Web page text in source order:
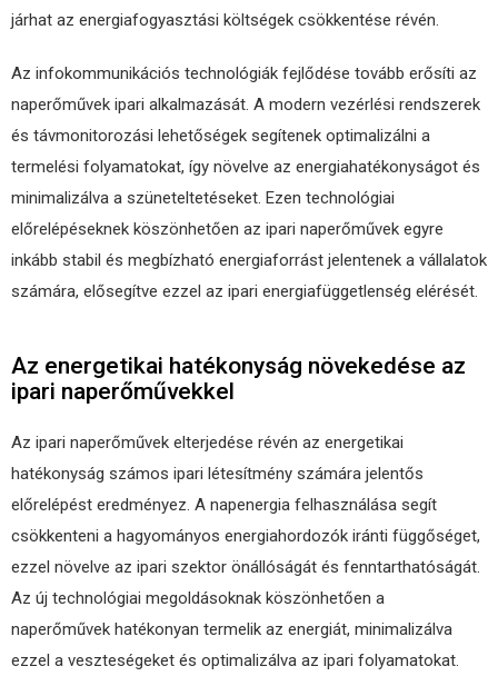
járhat az energiafogyasztási költségek csökkentése révén.
Az infokommunikációs technológiák fejlődése tovább erősíti az
naperőművek ipari alkalmazását. A modern vezérlési rendszerek
és távmonitorozási lehetőségek segítenek optimalizálni a
termelési folyamatokat, így növelve az energiahatékonyságot és
minimalizálva a szüneteltetéseket. Ezen technológiai
előrelépéseknek köszönhetően az ipari naperőművek egyre
inkább stabil és megbízható energiaforrást jelentenek a vállalatok
számára, elősegítve ezzel az ipari energiafüggetlenség elérését.
Az energetikai hatékonyság növekedése az
ipari naperőművekkel
Az ipari naperőművek elterjedése révén az energetikai
hatékonyság számos ipari létesítmény számára jelentős
előrelépést eredményez. A napenergia felhasználása segít
csökkenteni a hagyományos energiahordozók iránti függőséget,
ezzel növelve az ipari szektor önállóságát és fenntarthatóságát.
Az új technológiai megoldásoknak köszönhetően a
naperőművek hatékonyan termelik az energiát, minimalizálva
ezzel a veszteségeket és optimalizálva az ipari folyamatokat.